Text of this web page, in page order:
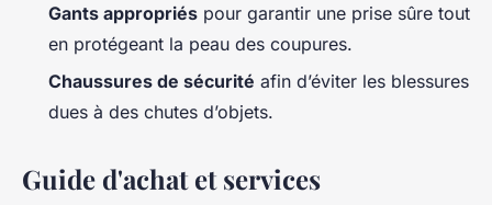
Gants appropriés pour garantir une prise sûre tout
en protégeant la peau des coupures.
Chaussures de sécurité afin d’éviter les blessures
dues à des chutes d’objets.
Guide d'achat et services